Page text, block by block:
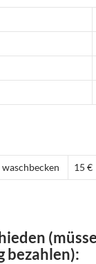
waschbecken 15 €
bezahlen):